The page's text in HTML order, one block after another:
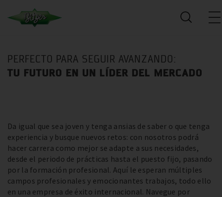
PERFECTO PARA SEGUIR AVANZANDO:
TU FUTURO EN UN LÍDER DEL MERCADO
Da igual que sea joven y tenga ansias de saber o que tenga
experiencia y busque nuevos retos: con nosotros podrá
hacer carrera como mejor se adapte a sus necesidades,
desde el periodo de prácticas hasta el puesto fijo, pasando
por la formación profesional. Aquí le esperan múltiples
campos profesionales y emocionantes trabajos, todo ello
en una empresa de éxito internacional. Navegue por